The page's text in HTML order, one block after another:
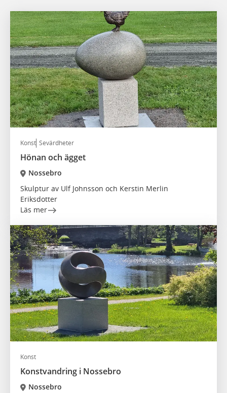
Konst Sevärdheter
Hönan och ägget
Nossebro
Skulptur av Ulf Johnsson och Kerstin Merlin
Eriksdotter
Läs mer
Konst
Konstvandring i Nossebro
Nossebro